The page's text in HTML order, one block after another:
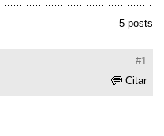
5 posts
#1
Citar